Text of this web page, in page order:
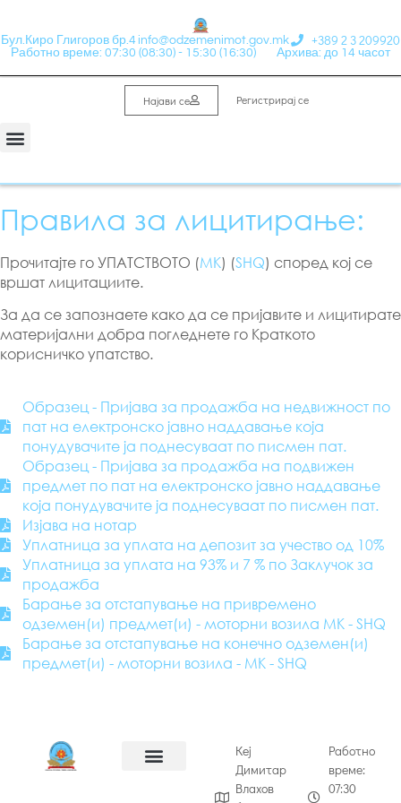
Бул.Киро Глигоров бр.4 info@odzemenimot.gov.mk +389 2 3 209920
Работно време: 07:30 (08:30) - 15:30 (16:30) Архива: до 14 часот
Најави се Регистрирај се
Правила за лицитирање:
Прочитајте го УПАТСТВОТО (МК) (SHQ) според кој се
вршат лицитациите.
За да се запознаете како да се пријавите и лицитирате
материјални добра погледнете го Краткото
корисничко упатство.
Образец - Пријава за продажба на недвижност по
пат на електронско јавно наддавање која
понудувачите ја поднесуваат по писмен пат.
Образец - Пријава за продажба на подвижен
предмет по пат на електронско јавно наддавање
која понудувачите ја поднесуваат по писмен пат.
Изјава на нотар
Уплатница за уплата на депозит за учество од 10%
Уплатница за уплата на 93% и 7 % по Заклучок за
продажба
Барање за отстапување на привремено
одземен(и) предмет(и) - моторни возила МК - SHQ
Барање за отстапување на конечно одземен(и)
предмет(и) - моторни возила - МК - SHQ
Кеј
Димитар
Влахов
Работно
време:
07:30